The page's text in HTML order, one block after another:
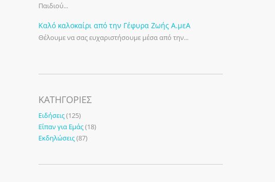
Παιδιού...
Καλό καλοκαίρι από την Γέφυρα Ζωής Α.μεΑ
Θέλουμε να σας ευχαριστήσουμε μέσα από την...
KΑΤΗΓΟΡΊΕΣ
Ειδήσεις(125)
Είπαν για Εμάς(18)
Εκδηλώσεις(87)